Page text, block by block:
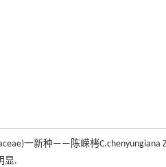
一新种——陈嵘栲C.chenyungiana
显.